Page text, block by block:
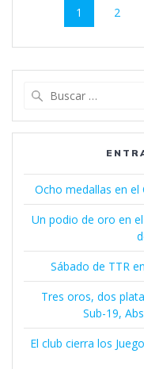
entradas
Página
1 Página
2
Ocho medallas en
Un podio de oro en
Sábado de TTR
Tres oros, dos
Sub-19,
El club cierra los